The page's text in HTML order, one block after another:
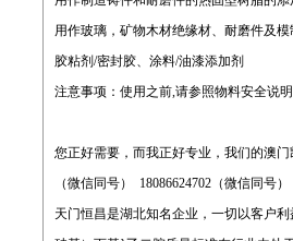
用作玻璃，矿物木材绝缘材、耐磨件及
胶粘剂/密封胶、涂料/油漆添加剂
注意事项：使用之前,请参照物料安全说
您正好需要，而我正好专业，我们的澳
（微信同号） 18086624702（微信同号
天门恒昌是湖北知名企业，一切以客户